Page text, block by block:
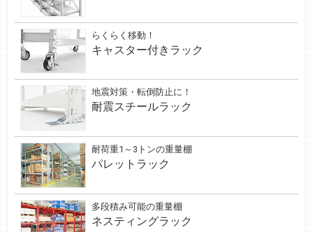
らくらく移動！
キャスター付きラック
地震対策・転倒防止に！
耐震スチールラック
耐荷重1～3トンの重量棚
パレットラック
多段積み可能の重量棚
ネスティングラック